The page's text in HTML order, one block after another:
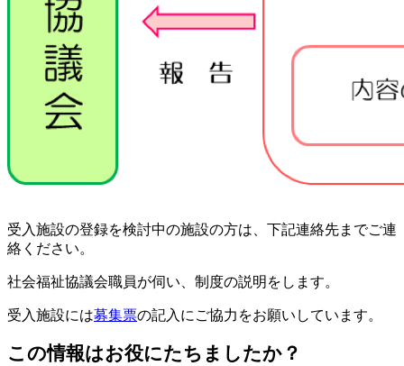
受入施設の登録を検討中の施設の方は、下記連絡先までご連
絡ください。
社会福祉協議会職員が伺い、制度の説明をします。
受入施設には募集票の記入にご協力をお願いしています。
この情報はお役にたちましたか？